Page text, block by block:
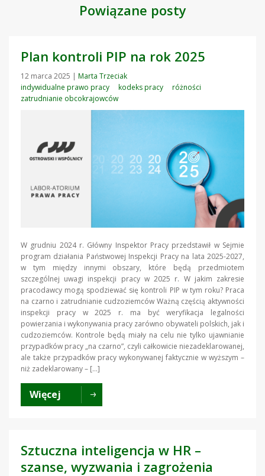
Powiązane posty
Plan kontroli PIP na rok 2025
12 marca 2025 | Marta Trzeciak
indywidualne prawo pracy
kodeks pracy
różności
zatrudnianie obcokrajowców
W grudniu 2024 r. Główny Inspektor Pracy przedstawił w Sejmie
program działania Państwowej Inspekcji Pracy na lata 2025-2027,
w tym między innymi obszary, które będą przedmiotem
szczególnej uwagi inspekcji pracy w 2025 r. W jakim zakresie
pracodawcy mogą spodziewać się kontroli PIP w tym roku? Praca
na czarno i zatrudnianie cudzoziemców Ważną częścią aktywności
inspekcji pracy w 2025 r. ma być weryfikacja legalności
powierzania i wykonywania pracy zarówno obywateli polskich, jak i
cudzoziemców. Kontrole będą miały na celu nie tylko ujawnianie
przypadków pracy „na czarno”, czyli całkowicie niezadeklarowanej,
ale także przypadków pracy wykonywanej faktycznie w wyższym –
niż zadeklarowany – […]
Więcej
Sztuczna inteligencja w HR –
szanse, wyzwania i zagrożenia